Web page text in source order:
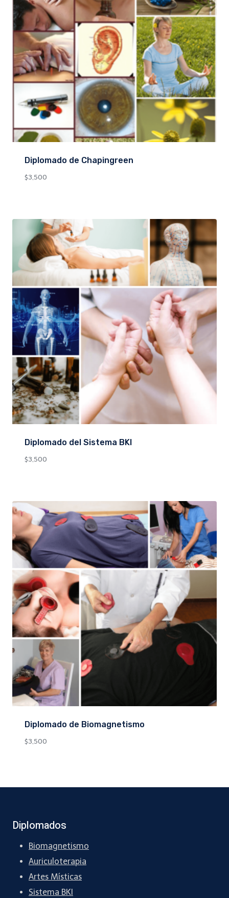
Diplomado de Chapingreen
$3,500
Diplomado del Sistema BKI
$3,500
Diplomado de Biomagnetismo
$3,500
Diplomados
Biomagnetismo
Auriculoterapia
Artes Místicas
Sistema BKI